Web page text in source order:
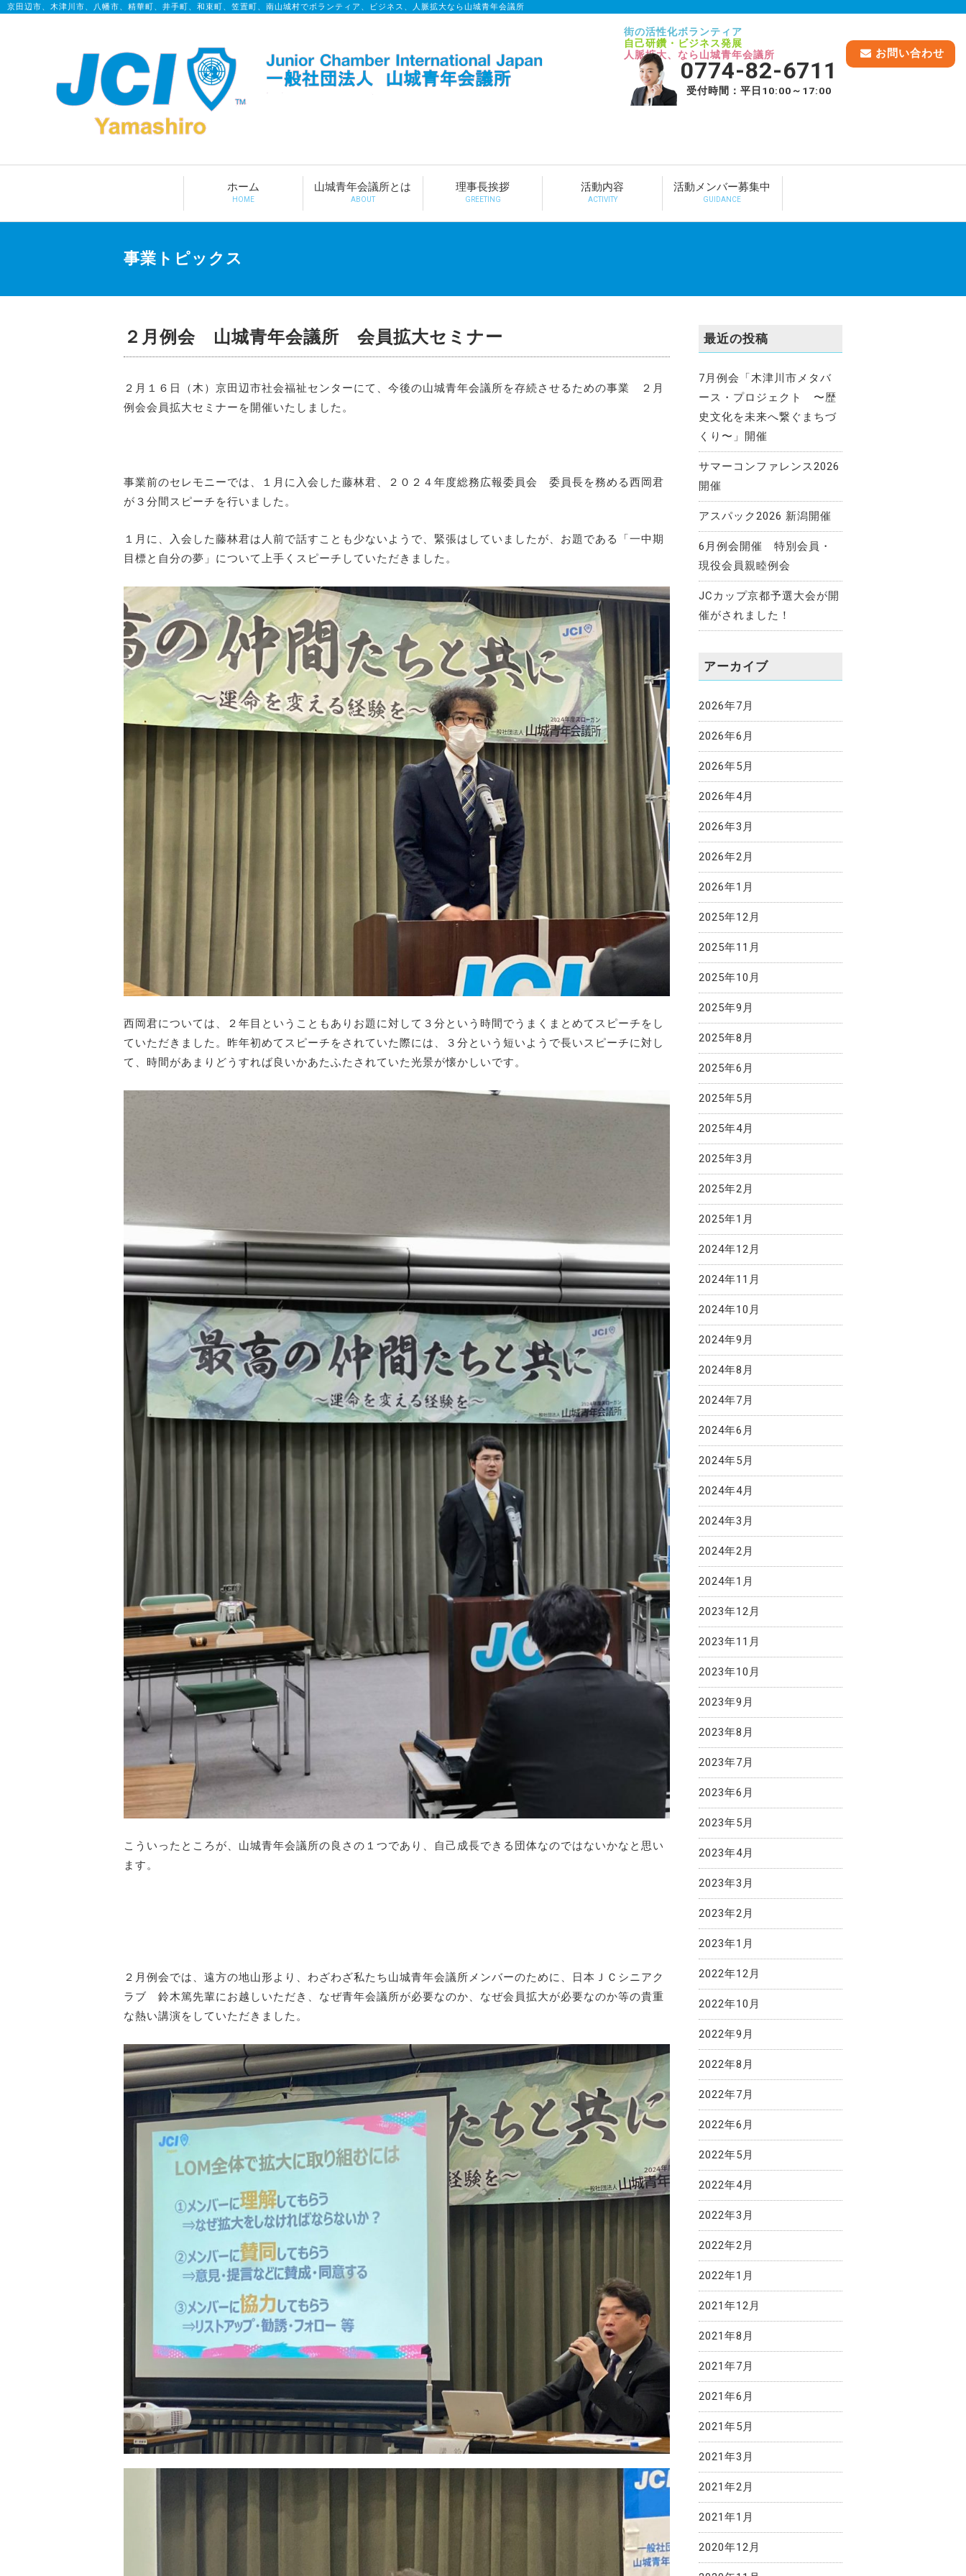
京田辺市、木津川市、八幡市、精華町、井手町、和束町、笠置町、南山城村でボランティア、ビジネス、人脈拡大なら山城青年会議所
街の活性化ボランティア
自己研鑽・ビジネス発展
人脈拡大、なら山城青年会議所
お問い合わせ
0774-82-6711
受付時間：平日10:00～17:00
ホーム
HOME
山城青年会議所とは
ABOUT
理事長挨拶
GREETING
活動内容
ACTIVITY
活動メンバー募集中
GUIDANCE
事業トピックス
２月例会 山城青年会議所 会員拡大セミナー
２月１６日（木）京田辺市社会福祉センターにて、今後の山城青年会議所を存続させるための事業 ２月
例会会員拡大セミナーを開催いたしました。
事業前のセレモニーでは、１月に入会した藤林君、２０２４年度総務広報委員会 委員長を務める西岡君
が３分間スピーチを行いました。
１月に、入会した藤林君は人前で話すことも少ないようで、緊張はしていましたが、お題である「一中期
目標と自分の夢」について上手くスピーチしていただきました。
西岡君については、２年目ということもありお題に対して３分という時間でうまくまとめてスピーチをし
ていただきました。昨年初めてスピーチをされていた際には、３分という短いようで長いスピーチに対し
て、時間があまりどうすれば良いかあたふたされていた光景が懐かしいです。
こういったところが、山城青年会議所の良さの１つであり、自己成長できる団体なのではないかなと思い
ます。
２月例会では、遠方の地山形より、わざわざ私たち山城青年会議所メンバーのために、日本ＪＣシニアク
ラブ 鈴木篤先輩にお越しいただき、なぜ青年会議所が必要なのか、なぜ会員拡大が必要なのか等の貴重
な熱い講演をしていただきました。
最近の投稿
7月例会「木津川市メタバ
ース・プロジェクト 〜歴
史文化を未来へ繋ぐまちづ
くり〜」開催
サマーコンファレンス2026
開催
アスパック2026 新潟開催
6月例会開催 特別会員・
現役会員親睦例会
JCカップ京都予選大会が開
催がされました！
アーカイブ
2026年7月
2026年6月
2026年5月
2026年4月
2026年3月
2026年2月
2026年1月
2025年12月
2025年11月
2025年10月
2025年9月
2025年8月
2025年6月
2025年5月
2025年4月
2025年3月
2025年2月
2025年1月
2024年12月
2024年11月
2024年10月
2024年9月
2024年8月
2024年7月
2024年6月
2024年5月
2024年4月
2024年3月
2024年2月
2024年1月
2023年12月
2023年11月
2023年10月
2023年9月
2023年8月
2023年7月
2023年6月
2023年5月
2023年4月
2023年3月
2023年2月
2023年1月
2022年12月
2022年10月
2022年9月
2022年8月
2022年7月
2022年6月
2022年5月
2022年4月
2022年3月
2022年2月
2022年1月
2021年12月
2021年8月
2021年7月
2021年6月
2021年5月
2021年3月
2021年2月
2021年1月
2020年12月